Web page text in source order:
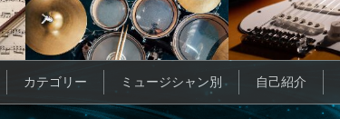
カテゴリー ミュージシャン別 自己紹介